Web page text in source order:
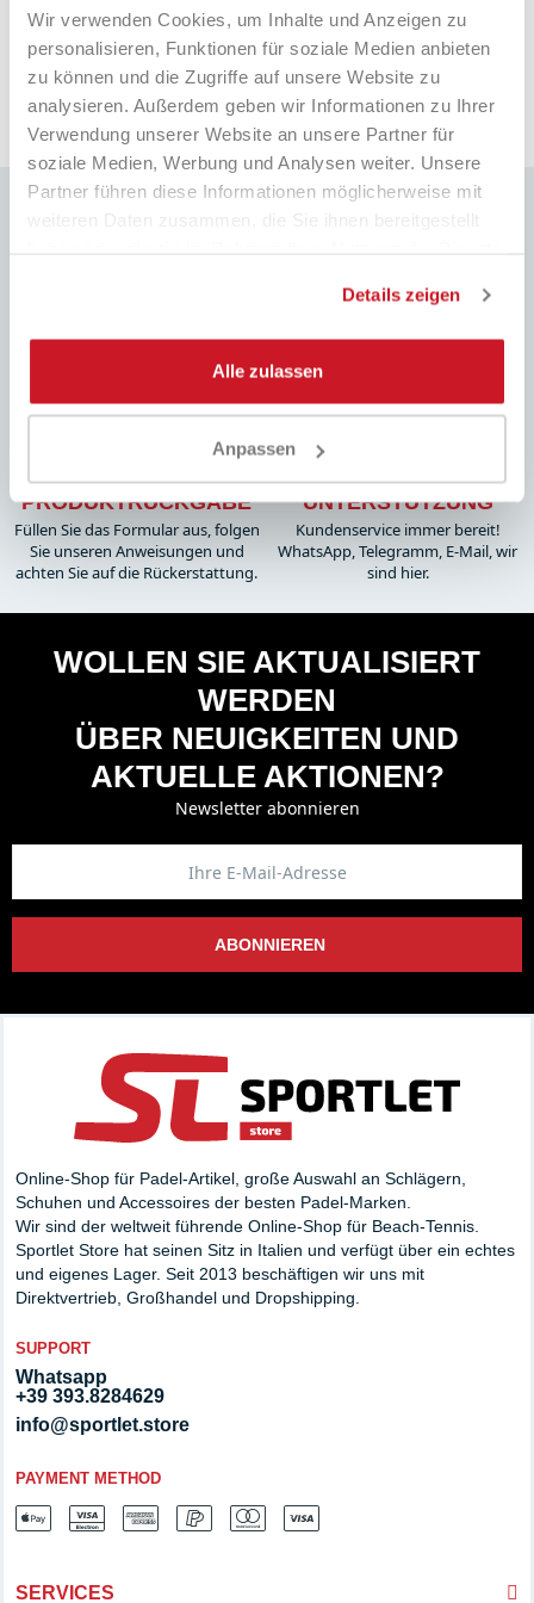
Wir verwenden Cookies, um Inhalte und Anzeigen zu
personalisieren, Funktionen für soziale Medien anbieten
zu können und die Zugriffe auf unsere Website zu
analysieren. Außerdem geben wir Informationen zu Ihrer
Verwendung unserer Website an unsere Partner für
soziale Medien, Werbung und Analysen weiter. Unsere
Partner führen diese Informationen möglicherweise mit
weiteren Daten zusammen, die Sie ihnen bereitgestellt
Details zeigen
Alle zulassen
Anpassen
6 giorni fa
Pausa
Sendungsverfolgung
BESTPREIS
Markt und viele spezielle Aktionen
EINFACHE
PRODUKTRÜCKGABE
Füllen Sie das Formular aus, folgen
Sie unseren Anweisungen und
achten Sie auf die Rückerstattung.
VOLLE
UNTERSTÜTZUNG
Kundenservice immer bereit!
WhatsApp, Telegramm, E-Mail, wir
sind hier.
WOLLEN SIE AKTUALISIERT
WERDEN
ÜBER NEUIGKEITEN UND
AKTUELLE AKTIONEN?
Newsletter abonnieren
ABONNIEREN
Online-Shop für Padel-Artikel, große Auswahl an Schlägern,
Schuhen und Accessoires der besten Padel-Marken.
Wir sind der weltweit führende Online-Shop für Beach-Tennis.
Sportlet Store hat seinen Sitz in Italien und verfügt über ein echtes
und eigenes Lager. Seit 2013 beschäftigen wir uns mit
Direktvertrieb, Großhandel und Dropshipping.
SUPPORT
Whatsapp
+39 393.8284629
info@sportlet.store
PAYMENT METHOD
SERVICES